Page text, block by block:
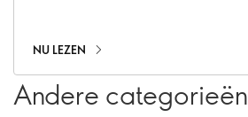
NU LEZEN
Andere categorieën